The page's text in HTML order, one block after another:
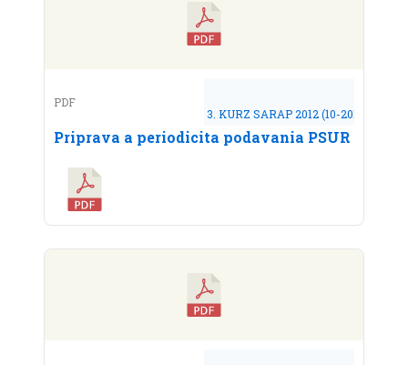
PDF
3. KURZ SARAP 2012 (10-2012)
Priprava a periodicita podavania PSUR